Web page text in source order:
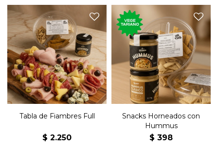
Tabla de fiambres con
jamón, salame, lomito,
bondiola, queso parmesano,
queso colonia, queso
roquefort, aceitunas verdes y
aceitunas negras.
Acompañado de 12 pancitos
saborizados, snacks y
hummus Beans.
Tabla de Fiambres Full
$ 2.250
Snacks horneados de masa
madre, con cebolla y ají,
tomate y orégano, y queso y
pimienta.
Acompañado por Humus
Beans.
Snacks Horneados con
Hummus
$ 398